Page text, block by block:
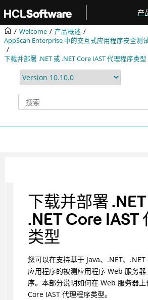
产
Welcome
产品概述
AppScan Enterprise 中的交互式应用程序安全测
下载并部署 .NET 或 .NET Core IAST 代理程序类型
下载并部署
.NET Core IAST
类型
您可以在支持基于 Java、.NET、
应用程序的被测应用程序 Web 服务
序。本部分说明如何在 Web 服务器
Core IAST 代理程序类型。